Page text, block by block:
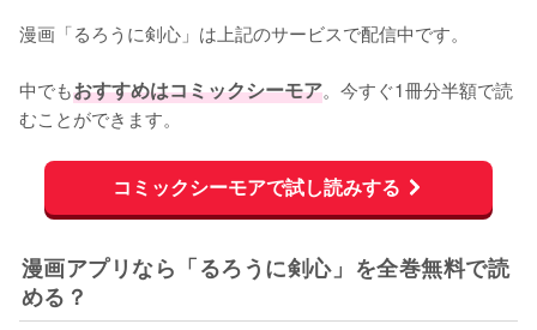
漫画「るろうに剣心」は上記のサービスで配信中です。
中でもおすすめはコミックシーモア。今すぐ1冊分半額で読
むことができます。
コミックシーモアで試し読みする
漫画アプリなら「るろうに剣心」を全巻無料で読
める？